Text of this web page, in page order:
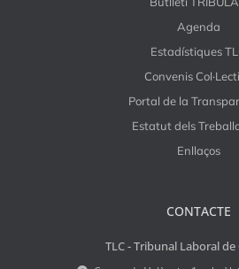
Agenda
Estadístiques
Convenis
Portal de la
Estatut dels
Enllaços
CONTACTE
TLC - Tribunal Laboral